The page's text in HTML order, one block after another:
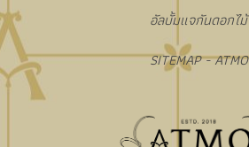
อัลบั้มแจกันดอกไม้
SITEMAP - ATMO